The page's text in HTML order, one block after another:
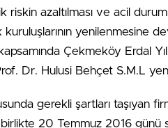
riskin azaltılması ve acil
kuruluşlarının yenilenmesine
kapsamında Çekmeköy Erdal
Dr. Hulusi Behçet S.M.L
gerekli şartları
birlikte 20 Temmuz 2016 günü